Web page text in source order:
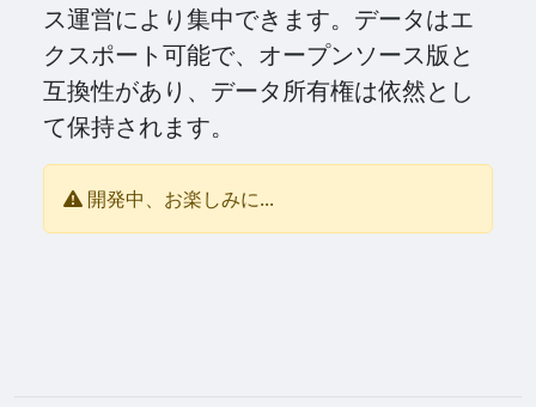
ス運営により集中できます。データはエ
クスポート可能で、オープンソース版と
互換性があり、データ所有権は依然とし
て保持されます。
開発中、お楽しみに...